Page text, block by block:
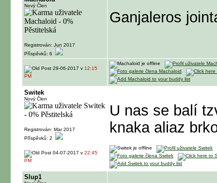
Nový Člen
Registrován: Jun 2017
Příspěvků: 6
Ganjaleros
29-06-2017 v 12:15
PM
Switek
Nový Člen
Registrován: Mar 2017
Příspěvků: 2
U nas se balí
knaka aliaz
04-07-2017 v 22:45
PM
Slup1